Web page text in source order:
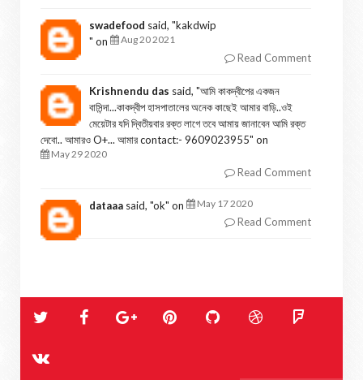
swadefood said, "kakdwip
" on
Aug 20 2021
Read Comment
Krishnendu das said, "আমি কাকদ্বীপের একজন
বাসিন্দা...কাকদ্বীপ হাসপাতালের অনেক কাছেই আমার বাড়ি..ওই
মেয়েটার যদি দ্বিতীয়বার রক্ত লাগে তবে আমায় জানাবেন আমি রক্ত
দেবো.. আমারও O+... আমার contact:- 9609023955" on
May 29 2020
Read Comment
dataaa said, "ok" on May 17 2020
Read Comment